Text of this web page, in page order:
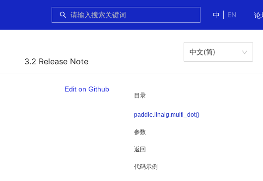
中
EN 论
3.2 Release Note
中文(简)
目录
paddle.linalg.multi_dot()
参数
返回
代码示例
Edit on Github